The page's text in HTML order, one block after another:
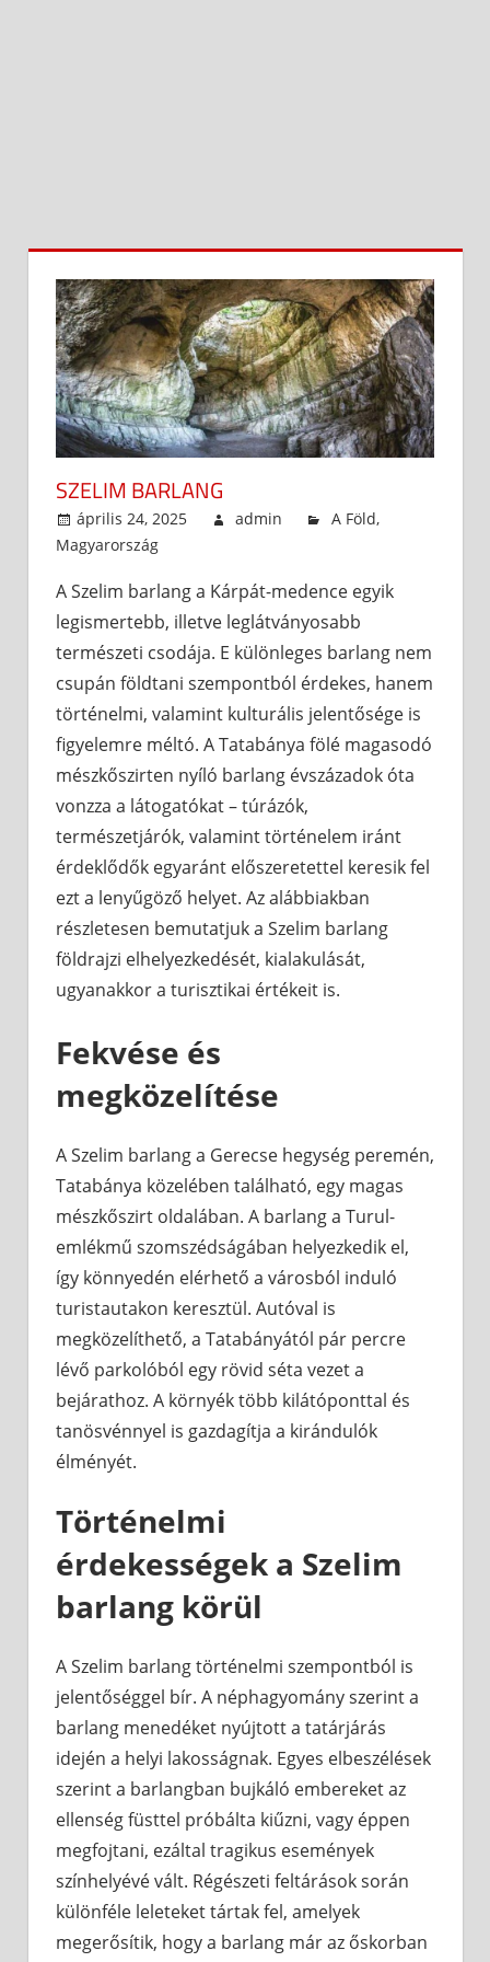
SZELIM BARLANG
április 24, 2025 admin A Föld,
Magyarország
A Szelim barlang a Kárpát-medence egyik
legismertebb, illetve leglátványosabb
természeti csodája. E különleges barlang nem
csupán földtani szempontból érdekes, hanem
történelmi, valamint kulturális jelentősége is
figyelemre méltó. A Tatabánya fölé magasodó
mészkőszirten nyíló barlang évszázadok óta
vonzza a látogatókat – túrázók,
természetjárók, valamint történelem iránt
érdeklődők egyaránt előszeretettel keresik fel
ezt a lenyűgöző helyet. Az alábbiakban
részletesen bemutatjuk a Szelim barlang
földrajzi elhelyezkedését, kialakulását,
ugyanakkor a turisztikai értékeit is.
Fekvése és
megközelítése
A Szelim barlang a Gerecse hegység peremén,
Tatabánya közelében található, egy magas
mészkőszirt oldalában. A barlang a Turul-
emlékmű szomszédságában helyezkedik el,
így könnyedén elérhető a városból induló
turistautakon keresztül. Autóval is
megközelíthető, a Tatabányától pár percre
lévő parkolóból egy rövid séta vezet a
bejárathoz. A környék több kilátóponttal és
tanösvénnyel is gazdagítja a kirándulók
élményét.
Történelmi
érdekességek a Szelim
barlang körül
A Szelim barlang történelmi szempontból is
jelentőséggel bír. A néphagyomány szerint a
barlang menedéket nyújtott a tatárjárás
idején a helyi lakosságnak. Egyes elbeszélések
szerint a barlangban bujkáló embereket az
ellenség füsttel próbálta kiűzni, vagy éppen
megfojtani, ezáltal tragikus események
színhelyévé vált. Régészeti feltárások során
különféle leleteket tártak fel, amelyek
megerősítik, hogy a barlang már az őskorban